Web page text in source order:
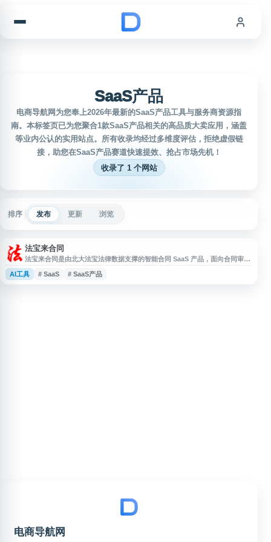
SaaS产品
电商导航网为您奉上2026年最新的SaaS产品工具与服务商资源指
南。本标签页已为您聚合1款SaaS产品相关的高品质大卖应用，涵盖
等业内公认的实用站点。所有收录均经过多维度评估，拒绝虚假链
接，助您在SaaS产品赛道快速提效、抢占市场先机！
收录了 1 个网站
排序 发布 更新 浏览
法宝来合同
法宝来合同是由北大法宝法律数据支撑的智能合同 SaaS 产品，面向合同审
查、合同对比、合同编辑和合同相关问答等业务场景。平台结合多种大模型与
合同实务经验，提供智能审查、文本比对、合同文本编辑等功能，适合法务、
AI工具 # SaaS # SaaS产品
电商导航网